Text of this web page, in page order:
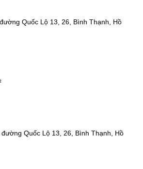
Quốc Lộ 13, 26, Bình Thạnh, Hồ
Quốc Lộ 13, 26, Bình Thạnh, Hồ